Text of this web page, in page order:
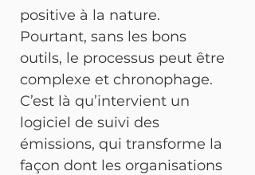
positive à la nature.
Pourtant, sans les bons
outils, le processus peut être
complexe et chronophage.
C’est là qu’intervient un
logiciel de suivi des
émissions, qui transforme la
façon dont les organisations